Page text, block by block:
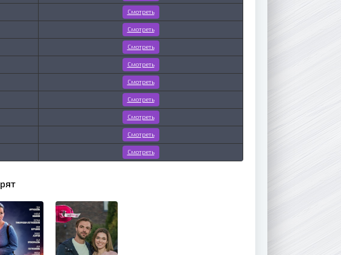
Смотреть
Смотреть
Смотреть
Смотреть
Смотреть
Смотреть
Смотреть
Смотреть
Смотреть